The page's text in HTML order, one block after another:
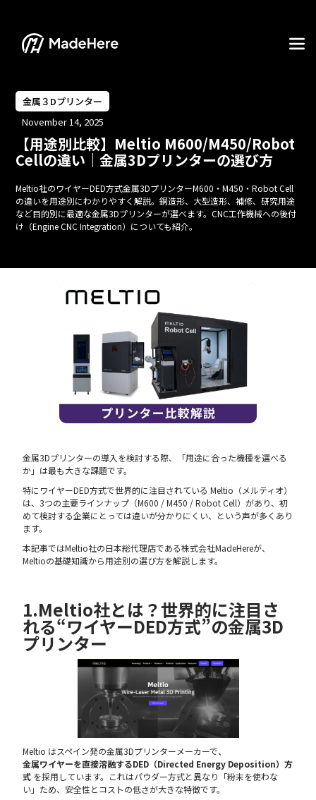
金属３Dプリンター
November 14, 2025
【用途別比較】Meltio M600/M450/Robot
Cellの違い｜金属3Dプリンターの選び方
Meltio社のワイヤーDED方式金属3DプリンターM600・M450・Robot Cell
の違いを用途別にわかりやすく解説。銅造形、大型造形、補修、研究用途
など目的別に最適な金属3Dプリンターが選べます。CNC工作機械への後付
け（Engine CNC Integration）についても紹介。
金属3Dプリンターの導入を検討する際、「用途に合った機種を選べる
か」は最も大きな課題です。
特にワイヤーDED方式で世界的に注目されている Meltio（メルティオ）
は、3つの主要ラインナップ（M600 / M450 / Robot Cell）があり、初
めて検討する企業にとっては違いが分かりにくい、という声が多くあり
ます。
本記事ではMeltio社の日本総代理店である株式会社MadeHereが、
Meltioの基礎知識から用途別の選び方を解説します。
1.Meltio社とは？世界的に注目さ
れる“ワイヤーDED方式”の金属3D
プリンター
Meltio はスペイン発の金属3Dプリンターメーカーで、
金属ワイヤーを直接溶融するDED（Directed Energy Deposition）方
式 を採用しています。これはパウダー方式と異なり「粉末を使わな
い」ため、安全性とコストの低さが大きな特徴です。